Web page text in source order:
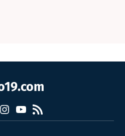
Instagram
YouTube
RSS